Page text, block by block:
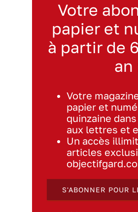
Votre
papier et
à partir de
an
Votre
papier et
quinzaine
aux lettres et
Un accès
articles
S'ABONNER POUR